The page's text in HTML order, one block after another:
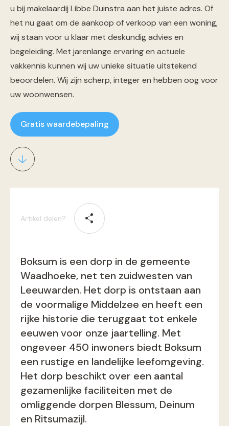
u bij makelaardij Libbe Duinstra aan het juiste adres. Of
het nu gaat om de aankoop of verkoop van een woning,
wij staan voor u klaar met deskundig advies en
begeleiding. Met jarenlange ervaring en actuele
vakkennis kunnen wij uw unieke situatie uitstekend
beoordelen. Wij zijn scherp, integer en hebben oog voor
uw woonwensen.
Gratis waardebepaling
Artikel delen?
Boksum is een dorp in de gemeente
Waadhoeke, net ten zuidwesten van
Leeuwarden. Het dorp is ontstaan aan
de voormalige Middelzee en heeft een
rijke historie die teruggaat tot enkele
eeuwen voor onze jaartelling. Met
ongeveer 450 inwoners biedt Boksum
een rustige en landelijke leefomgeving.
Het dorp beschikt over een aantal
gezamenlijke faciliteiten met de
omliggende dorpen Blessum, Deinum
en Ritsumazijl.